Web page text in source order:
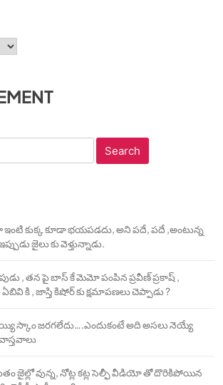
ఇంటి కుక్క కూడా భయపడదు, అని పదే, పదే ,అంటున్న
జైలు కు వెళ్తున్నాడు.
, తన పై బాస్ కే మెమో పంపిన ప్రవీణ్ ప్రకాష్ ,
కి , జాస్తి కిషోర్ కు క్షమాపణలు చెప్పాడు ?
స్కాం జరగలేదు….ఎందుకంటే అది అసలు నెయ్యే
జైల్లో వున్న, నోట్ల కట్ల సెల్ఫీ వీడియో తో దొరికిపోయిన